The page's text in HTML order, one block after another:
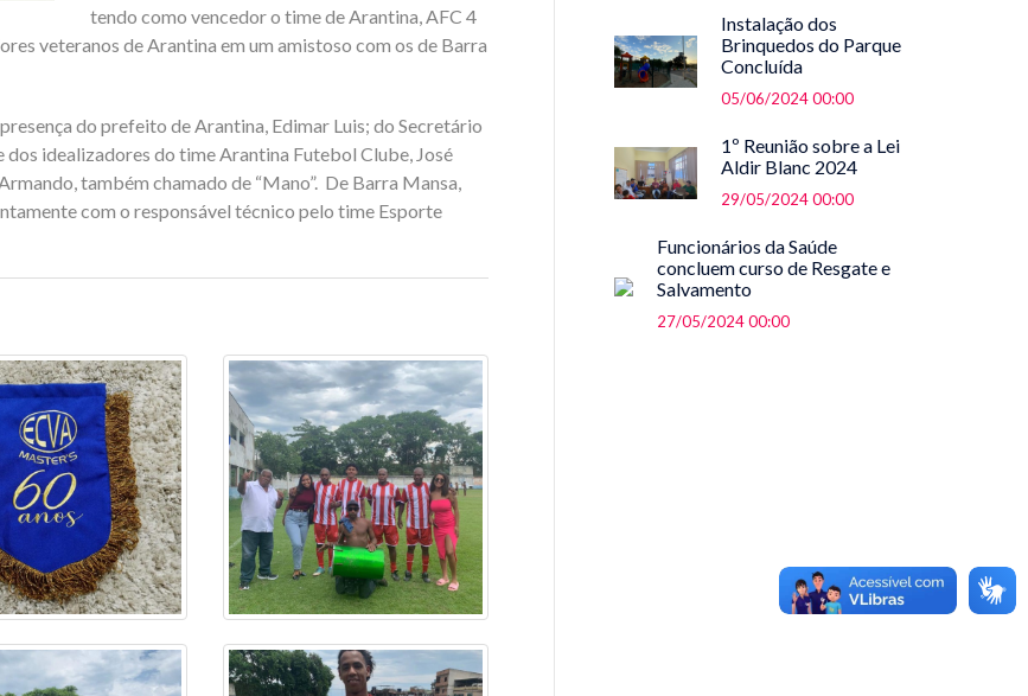
tendo como vencedor o time de Arantina, AFC 4
veteranos de Arantina em um amistoso com os de Barra
do prefeito de Arantina, Edimar Luis; do Secretário
idealizadores do time Arantina Futebol Clube, José
também chamado de “Mano”. De Barra Mansa,
com o responsável técnico pelo time Esporte
Instalação dos
Brinquedos do Parque
Concluída
05/06/2024 00:00
1º Reunião sobre a Lei
Aldir Blanc 2024
29/05/2024 00:00
Funcionários da Saúde
concluem curso de Resgate e
Salvamento
27/05/2024 00:00